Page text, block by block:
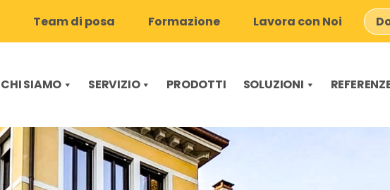
Team di posa Formazione Lavora con Noi
CHI SIAMO SERVIZIO PRODOTTI SOLUZIONI